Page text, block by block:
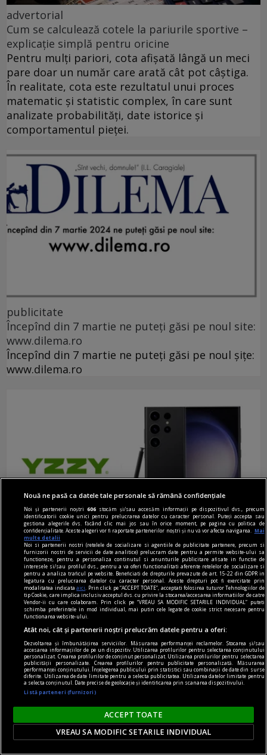
advertorial
Cum se calculează cotele la pariurile sportive –
explicație simplă pentru oricine
Pentru mulți pariori, cota afișată lângă un meci
pare doar un număr care arată cât pot câștiga.
În realitate, cota este rezultatul unui proces
matematic și statistic complex, în care sunt
analizate probabilități, date istorice și
comportamentul pieței.
publicitate
Începînd din 7 martie ne puteți găsi pe noul site:
www.dilema.ro
Începînd din 7 martie ne puteți găsi pe noul șițe:
www.dilema.ro
publicitate
Ai nevoie de un nou smartphone? Comandă
telefoane Samsung Galaxy S23 Ultra aici!
Pentru a vedea specificațiile telefonului este
necesar să alegi brandul, modelul, condiția
estetică a produsului, culoarea și spațiul de
stocare.
Nouă ne pasă ca datele tale personale să rămână confidențiale
Noi și partenerii noștri606 stocăm și/sau accesăm informații pe dispozitivul dvs., precum
identificatorii cookie unici pentru prelucrarea datelor cu caracter personal. Puteți accepta sau
gestiona alegerile dvs. făcând clic mai jos sau în orice moment, pe pagina cu politica de
confidențialitate. Aceste alegeri vor fi raportate partenerilor noștri și nu vă vor afecta navigarea.
Mai
multe detalii
Noi si partenerii nostri (retelele de socializare si agentiile de publicitate partenere, precum si
furnizorii nostri de servicii de date analitice) prelucram date pentru a permite website-ului sa
functioneze, pentru a personaliza continutul si anunturile publicitare afisate in functie de
interesele si/sau profilul dvs., pentru a va oferi functionalitati aferente retelelor de socializare si
pentru a analiza traficul pe website. Beneficiati de drepturile prevazute de art. 15-22 din GDPR in
legatura cu prelucrarea datelor cu caracter personal. Aceste drepturi pot fi exercitate prin
modalitatea indicataaici
. Prin click pe “ACCEPT TOATE”, acceptati folosirea tuturor Tehnologiilor de
tip Cookie, care implica inclusiv acceptul dvs. cu privire la stocarea/accesarea informatiilor de catre
Vendor-ii cu care colaboram. Prin click pe “VREAU SA MODIFIC SETARILE INDIVIDUAL” puteti
schimba preferintele in mod individual, mai putin cele legate de cookie strict necesare pentru
functionarea website-ului.
Atât noi, cât și partenerii noștri prelucrăm datele pentru a oferi:
Dezvoltarea și îmbunătățirea serviciilor. Măsurarea performanței reclamelor. Stocarea și/sau
accesarea informațiilor de pe un dispozitiv. Utilizarea profilurilor pentru selectarea conținutului
personalizat. Crearea profilurilor de conținut personalizat. Utilizarea profilurilor pentru selectarea
publicității personalizate. Crearea profilurilor pentru publicitate personalizată. Măsurarea
performanței conținutului. Înțelegerea publicului prin statistici sau combinații de date din surse
diferite. Utilizarea de date limitate pentru a selecta publicitatea. Utilizarea datelor limitate pentru
a selecta conținutul. Date precise de geolocație și identificarea prin scanarea dispozitivului.
Listă parteneri (furnizori)
ACCEPT TOATE
VREAU SA MODIFIC SETARILE INDIVIDUAL